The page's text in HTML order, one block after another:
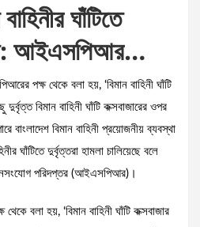
ঘাঁটিতে
আইএসপিআর…
পক্ষ থেকে বলা হয়, ‘বিমান বাহিনী ঘাঁটি
বিমান বাহিনী ঘাঁটি কক্সবাজারের ওপর
বাংলাদেশ বিমান বাহিনী প্রয়োজনীয় ব্যবস্থা
ঘাঁটিতে দুর্বৃত্তরা হামলা চালিয়েছে বলে
পরিদপ্তর (আইএসপিআর)।
বলা হয়, ‘বিমান বাহিনী ঘাঁটি কক্সবাজার